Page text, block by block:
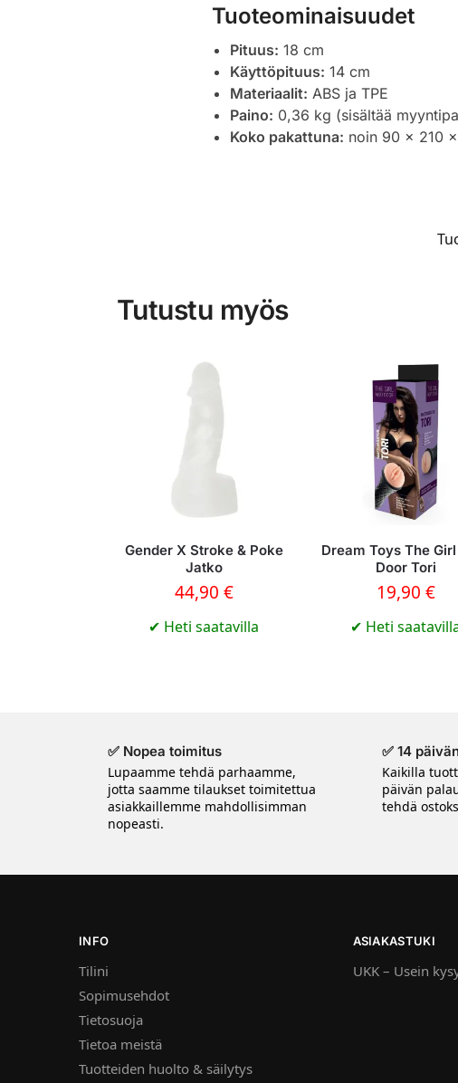
Tuoteominaisuudet
Pituus: 18 cm
Käyttöpituus: 14 cm
Materiaalit: ABS ja TPE
Paino: 0,36 kg (sisältää
Koko pakattuna: noin 90 x 210
Tutustu myös
Gender X Stroke & Poke
Jatko
44,90 €
✔ Heti saatavilla
Dream Toys The
Door Tori
19,90 €
✔ Heti
✅ Nopea toimitus
Lupaamme tehdä parhaamme,
jotta saamme tilaukset toimitettua
asiakkaillemme mahdollisimman
nopeasti.
✅ 14
Kaikilla
päivän
tehdä
INFO
Tilini
Sopimusehdot
Tietosuoja
Tietoa meistä
Tuotteiden huolto & säilytys
ASIAKASTUKI
UKK – Usein